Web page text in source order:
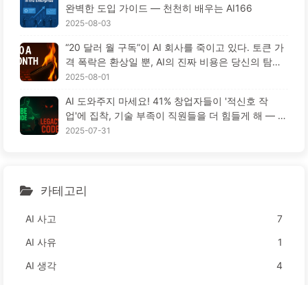
완벽한 도입 가이드 — 천천히 배우는 AI166
2025-08-03
“20 달러 월 구독”이 AI 회사를 죽이고 있다. 토큰 가
격 폭락은 환상일 뿐, AI의 진짜 비용은 당신의 탐욕
이다 — 천천히 배우는 AI164
2025-08-01
AI 도와주지 마세요! 41% 창업자들이 '적신호 작
업'에 집착, 기술 부족이 직원들을 더 힘들게 해 — 천
천히 배우는 AI163
2025-07-31
카테고리
AI 사고
7
AI 사유
1
AI 생각
4